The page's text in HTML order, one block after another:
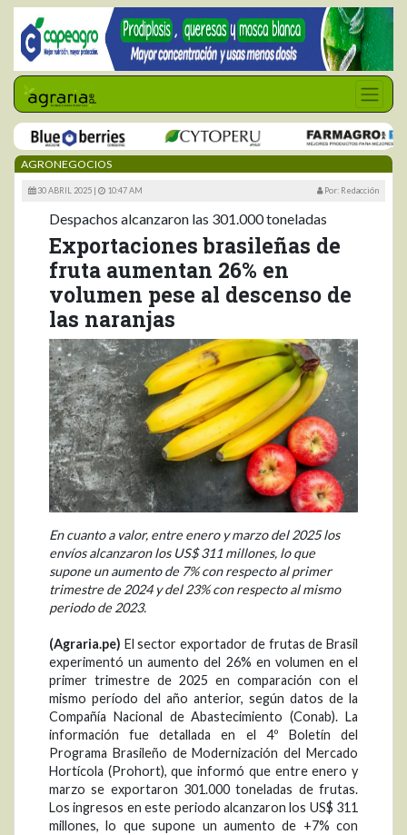
AGRONEGOCIOS
30 ABRIL 2025 | 10:47 AM Por: Redacción
Despachos alcanzaron las 301.000 toneladas
Exportaciones brasileñas de
fruta aumentan 26% en
volumen pese al descenso de
las naranjas
En cuanto a valor, entre enero y marzo del 2025 los
envíos alcanzaron los US$ 311 millones, lo que
supone un aumento de 7% con respecto al primer
trimestre de 2024 y del 23% con respecto al mismo
periodo de 2023.
(Agraria.pe) El sector exportador de frutas de Brasil
experimentó un aumento del 26% en volumen en el
primer trimestre de 2025 en comparación con el
mismo período del año anterior, según datos de la
Compañía Nacional de Abastecimiento (Conab). La
información fue detallada en el 4º Boletín del
Programa Brasileño de Modernización del Mercado
Hortícola (Prohort), que informó que entre enero y
marzo se exportaron 301.000 toneladas de frutas.
Los ingresos en este periodo alcanzaron los US$ 311
millones, lo que supone un aumento de +7% con